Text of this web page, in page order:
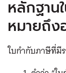
หลักฐาน
หมายถึง
ใบกำกับภาษีที่มี